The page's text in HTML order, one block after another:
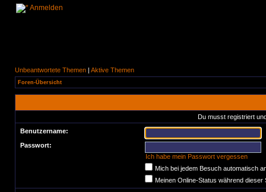
Anmelden
Unbeantwortete Themen | Aktive Themen
Foren-Übersicht
Du musst registriert
Benutzername:
Passwort:
Ich habe mein Passwort vergessen
Mich bei jedem Besuch automatisch
Meinen Online-Status während dieser